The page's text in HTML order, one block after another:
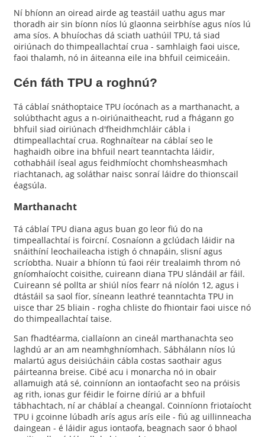
Ní bhíonn an oiread airde ag teastáil uathu agus mar
thoradh air sin bíonn níos lú glaonna seirbhíse agus níos lú
ama síos. A bhuíochas dá sciath uathúil TPU, tá siad
oiriúnach do thimpeallachtaí crua - samhlaigh faoi uisce,
faoi thalamh, nó in áiteanna eile ina bhfuil ceimiceáin.
Cén fáth TPU a roghnú?
Tá cáblaí snáthoptaice TPU íocónach as a marthanacht, a
solúbthacht agus a n-oiriúnaitheacht, rud a fhágann go
bhfuil siad oiriúnach d'fheidhmchláir cábla i
dtimpeallachtaí crua. Roghnaítear na cáblaí seo le
haghaidh oibre ina bhfuil neart teanntachta láidir,
cothabháil íseal agus feidhmíocht chomhsheasmhach
riachtanach, ag soláthar naisc sonraí láidre do thionscail
éagsúla.
Marthanacht
Tá cáblaí TPU diana agus buan go leor fiú do na
timpeallachtaí is foircní. Cosnaíonn a gclúdach láidir na
snáithíní leochaileacha istigh ó chnapáin, slisní agus
scríobtha. Nuair a bhíonn tú faoi réir trealaimh throm nó
gníomhaíocht coisithe, cuireann diana TPU slándáil ar fáil.
Cuireann sé pollta ar shiúl níos fearr ná níolón 12, agus i
dtástáil sa saol fíor, síneann leathré teanntachta TPU in
uisce thar 25 bliain - rogha chliste do fhiontair faoi uisce nó
do thimpeallachtaí taise.
San fhadtéarma, ciallaíonn an cineál marthanachta seo
laghdú ar an am neamhghníomhach. Sábhálann níos lú
malartú agus deisiúcháin cábla costas saothair agus
páirteanna breise. Cibé acu i monarcha nó in obair
allamuigh atá sé, coinníonn an iontaofacht seo na próisis
ag rith, ionas gur féidir le foirne díriú ar a bhfuil
tábhachtach, ní ar cháblaí a cheangal. Coinníonn friotaíocht
TPU i gcoinne lúbadh arís agus arís eile - fiú ag uillinneacha
daingean - é láidir agus iontaofa, beagnach saor ó bhaol